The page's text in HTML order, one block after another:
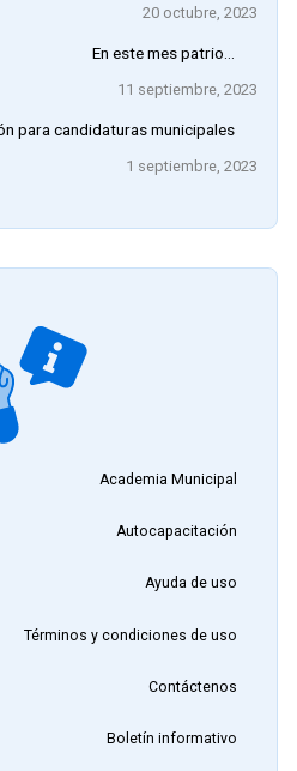
20 octubre, 2023
En este mes patrio…
11 septiembre, 2023
para candidaturas municipales
1 septiembre, 2023
Academia Municipal
Autocapacitación
Ayuda de uso
Términos y condiciones de uso
Contáctenos
Boletín informativo